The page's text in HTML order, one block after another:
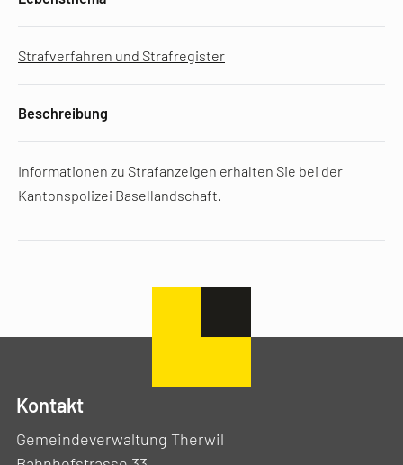
Strafverfahren und Strafregister
Beschreibung
Informationen zu Strafanzeigen erhalten Sie bei der
Kantonspolizei Basellandschaft.
Kontakt
Gemeindeverwaltung Therwil